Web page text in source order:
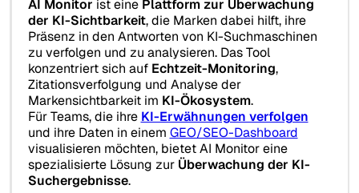
AI Monitor ist eine Plattform zur Überwachung
der KI-Sichtbarkeit, die Marken dabei hilft, ihre
Präsenz in den Antworten von KI-Suchmaschinen
zu verfolgen und zu analysieren. Das Tool
konzentriert sich auf Echtzeit-Monitoring,
Zitationsverfolgung und Analyse der
Markensichtbarkeit im KI-Ökosystem.
Für Teams, die ihre KI-Erwähnungen verfolgen
und ihre Daten in einem GEO/SEO-Dashboard
visualisieren möchten, bietet AI Monitor eine
spezialisierte Lösung zur Überwachung der KI-
Suchergebnisse.